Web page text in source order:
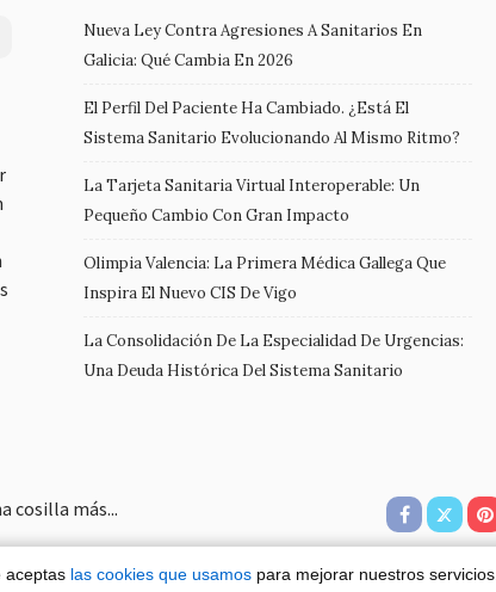
Nueva Ley Contra Agresiones A Sanitarios En
Galicia: Qué Cambia En 2026
El Perfil Del Paciente Ha Cambiado. ¿Está El
Sistema Sanitario Evolucionando Al Mismo Ritmo?
La Tarjeta Sanitaria Virtual Interoperable: Un
Pequeño Cambio Con Gran Impacto
Olimpia Valencia: La Primera Médica Gallega Que
Inspira El Nuevo CIS De Vigo
La Consolidación De La Especialidad De Urgencias:
Una Deuda Histórica Del Sistema Sanitario
cosilla más...
aceptas las cookies que usamos para mejorar nuestros servicios.